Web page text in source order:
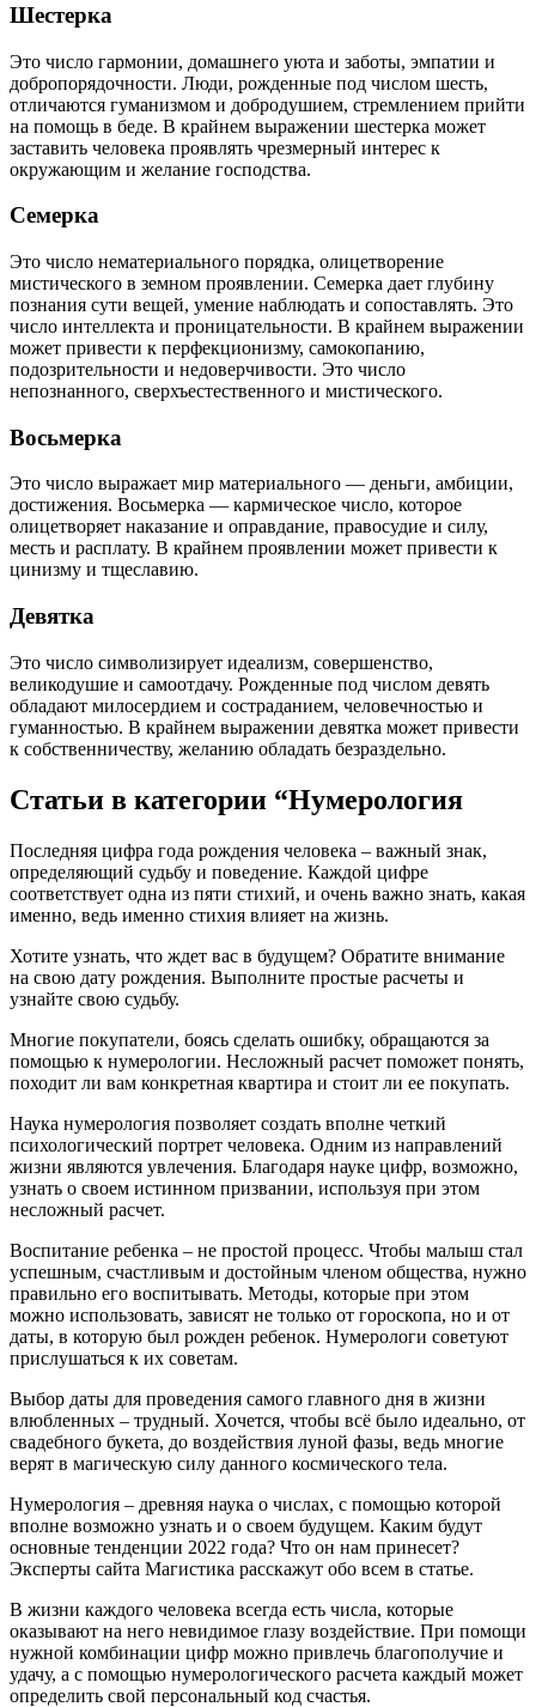
Шестерка
Это число гармонии, домашнего уюта и заботы, эмпатии и
добропорядочности. Люди, рожденные под числом шесть,
отличаются гуманизмом и добродушием, стремлением прийти
на помощь в беде. В крайнем выражении шестерка может
заставить человека проявлять чрезмерный интерес к
окружающим и желание господства.
Семерка
Это число нематериального порядка, олицетворение
мистического в земном проявлении. Семерка дает глубину
познания сути вещей, умение наблюдать и сопоставлять. Это
число интеллекта и проницательности. В крайнем выражении
может привести к перфекционизму, самокопанию,
подозрительности и недоверчивости. Это число
непознанного, сверхъестественного и мистического.
Восьмерка
Это число выражает мир материального — деньги, амбиции,
достижения. Восьмерка — кармическое число, которое
олицетворяет наказание и оправдание, правосудие и силу,
месть и расплату. В крайнем проявлении может привести к
цинизму и тщеславию.
Девятка
Это число символизирует идеализм, совершенство,
великодушие и самоотдачу. Рожденные под числом девять
обладают милосердием и состраданием, человечностью и
гуманностью. В крайнем выражении девятка может привести
к собственничеству, желанию обладать безраздельно.
Статьи в категории “Нумерология
Последняя цифра года рождения человека – важный знак,
определяющий судьбу и поведение. Каждой цифре
соответствует одна из пяти стихий, и очень важно знать, какая
именно, ведь именно стихия влияет на жизнь.
Хотите узнать, что ждет вас в будущем? Обратите внимание
на свою дату рождения. Выполните простые расчеты и
узнайте свою судьбу.
Многие покупатели, боясь сделать ошибку, обращаются за
помощью к нумерологии. Несложный расчет поможет понять,
походит ли вам конкретная квартира и стоит ли ее покупать.
Наука нумерология позволяет создать вполне четкий
психологический портрет человека. Одним из направлений
жизни являются увлечения. Благодаря науке цифр, возможно,
узнать о своем истинном призвании, используя при этом
несложный расчет.
Воспитание ребенка – не простой процесс. Чтобы малыш стал
успешным, счастливым и достойным членом общества, нужно
правильно его воспитывать. Методы, которые при этом
можно использовать, зависят не только от гороскопа, но и от
даты, в которую был рожден ребенок. Нумерологи советуют
прислушаться к их советам.
Выбор даты для проведения самого главного дня в жизни
влюбленных – трудный. Хочется, чтобы всё было идеально, от
свадебного букета, до воздействия луной фазы, ведь многие
верят в магическую силу данного космического тела.
Нумерология – древняя наука о числах, с помощью которой
вполне возможно узнать и о своем будущем. Каким будут
основные тенденции 2022 года? Что он нам принесет?
Эксперты сайта Магистика расскажут обо всем в статье.
В жизни каждого человека всегда есть числа, которые
оказывают на него невидимое глазу воздействие. При помощи
нужной комбинации цифр можно привлечь благополучие и
удачу, а с помощью нумерологического расчета каждый может
определить свой персональный код счастья.